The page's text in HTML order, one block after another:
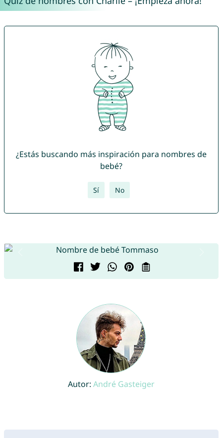
¿Estás buscando más inspiración para nombres de
bebé?
Sí No
Autor: André Gasteiger